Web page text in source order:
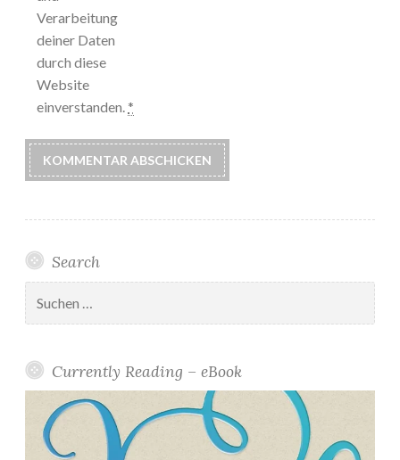
Verarbeitung
deiner Daten
durch diese
Website
einverstanden. *
Search
nach:
Currently Reading – eBook